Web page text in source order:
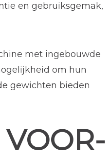
en gebruiksgemak,
met ingebouwde
om hun
gewichten bieden